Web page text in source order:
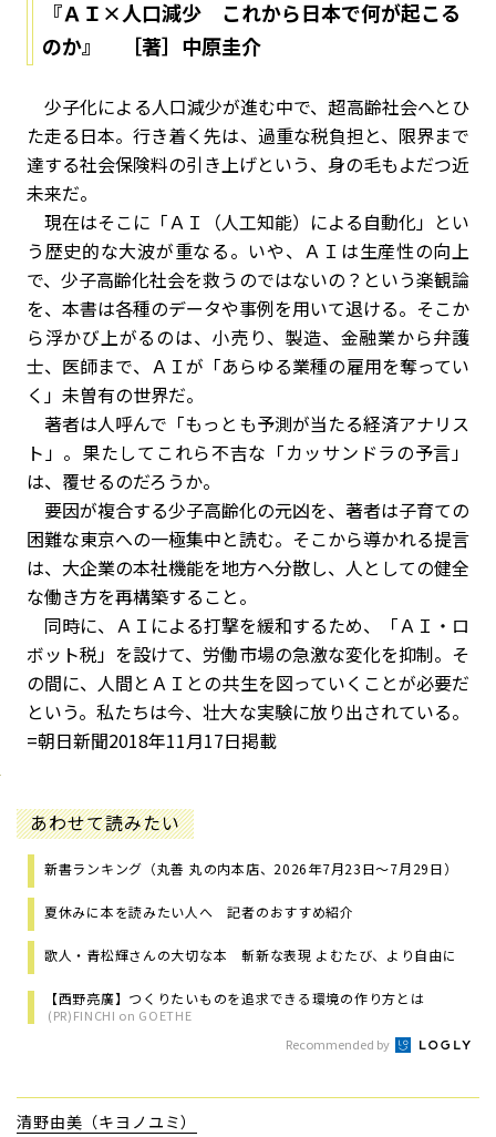
『ＡＩ×人口減少 これから日本で何が起こる
のか』 ［著］中原圭介
少子化による人口減少が進む中で、超高齢社会へとひ
た走る日本。行き着く先は、過重な税負担と、限界まで
達する社会保険料の引き上げという、身の毛もよだつ近
未来だ。
現在はそこに「ＡＩ（人工知能）による自動化」とい
う歴史的な大波が重なる。いや、ＡＩは生産性の向上
で、少子高齢化社会を救うのではないの？という楽観論
を、本書は各種のデータや事例を用いて退ける。そこか
ら浮かび上がるのは、小売り、製造、金融業から弁護
士、医師まで、ＡＩが「あらゆる業種の雇用を奪ってい
く」未曽有の世界だ。
著者は人呼んで「もっとも予測が当たる経済アナリス
ト」。果たしてこれら不吉な「カッサンドラの予言」
は、覆せるのだろうか。
要因が複合する少子高齢化の元凶を、著者は子育ての
困難な東京への一極集中と読む。そこから導かれる提言
は、大企業の本社機能を地方へ分散し、人としての健全
な働き方を再構築すること。
同時に、ＡＩによる打撃を緩和するため、「ＡＩ・ロ
ボット税」を設けて、労働市場の急激な変化を抑制。そ
の間に、人間とＡＩとの共生を図っていくことが必要だ
という。私たちは今、壮大な実験に放り出されている。
=朝日新聞2018年11月17日掲載
あわせて読みたい
新書ランキング（丸善 丸の内本店、2026年7月23日～7月29日）
夏休みに本を読みたい人へ 記者のおすすめ紹介
歌人・青松輝さんの大切な本 斬新な表現 よむたび、より自由に
【西野亮廣】つくりたいものを追求できる環境の作り方とは
(PR)FINCHI on GOETHE
Recommended by
清野由美（キヨノユミ）